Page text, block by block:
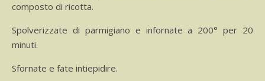
composto di ricotta.
Spolverizzate di parmigiano e infornate a 200° per 20
minuti.
Sfornate e fate intiepidire.